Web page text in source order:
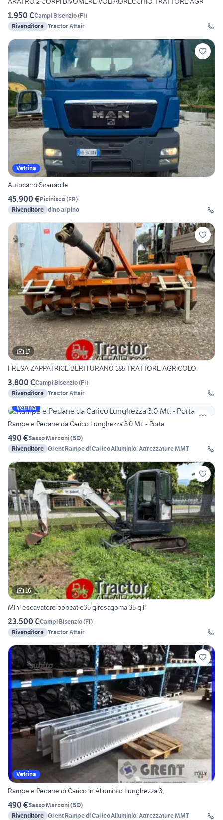
1.950 €Campi Bisenzio(FI)
Rivenditore Tractor Affair
Vetrina
Autocarro Scarrabile
45.900 €Picinisco(FR)
Rivenditore dino arpino
17
FRESA ZAPPATRICE BERTI URANO 185 TRATTORE AGRICOLO
3.800 €Campi Bisenzio(FI)
Rivenditore Tractor Affair
Vetrina
Rampe e Pedane da Carico Lunghezza 3.0 Mt. - Porta
490 €Sasso Marconi(BO)
Rivenditore Grent Rampe di Carico Alluminio, Attrezzature MMT
16
Mini escavatore bobcat e35 girosagoma 35 q.li
23.500 €Campi Bisenzio(FI)
Rivenditore Tractor Affair
Vetrina
Rampe e Pedane di Carico in Alluminio Lunghezza 3,
490 €Sasso Marconi(BO)
Rivenditore Grent Rampe di Carico Alluminio, Attrezzature MMT